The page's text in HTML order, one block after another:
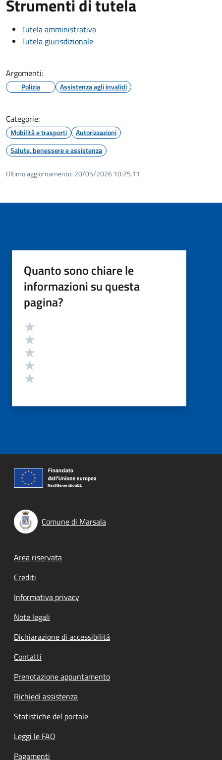
Strumenti di tutela
Tutela amministrativa
Tutela giurisdizionale
Argomenti:
Polizia Assistenza agli invalidi
Categorie:
Mobilità e trasporti
Autorizzazioni
Salute, benessere e assistenza
Ultimo aggiornamento: 20/05/2026 10:25.11
Quanto sono chiare le
informazioni su questa
pagina?
Valutazione
Comune di Marsala
Footer menu
Area riservata
Crediti
Informativa privacy
Note legali
Dichiarazione di accessibilità
Contatti
Prenotazione appuntamento
Richiedi assistenza
Statistiche del portale
Leggi le FAQ
Pagamenti